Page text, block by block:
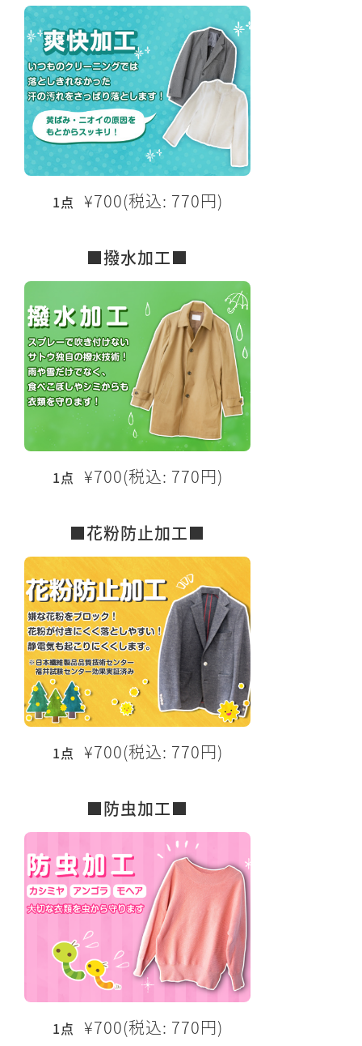
1点 ¥700(税込: 770円)
■撥水加工■
1点 ¥700(税込: 770円)
■花粉防止加工■
1点 ¥700(税込: 770円)
■防虫加工■
1点 ¥700(税込: 770円)